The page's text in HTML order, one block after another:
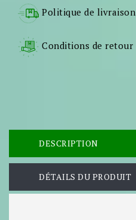
Politique de livraison
Conditions de retour
DESCRIPTION
DÉTAILS DU PRODUIT